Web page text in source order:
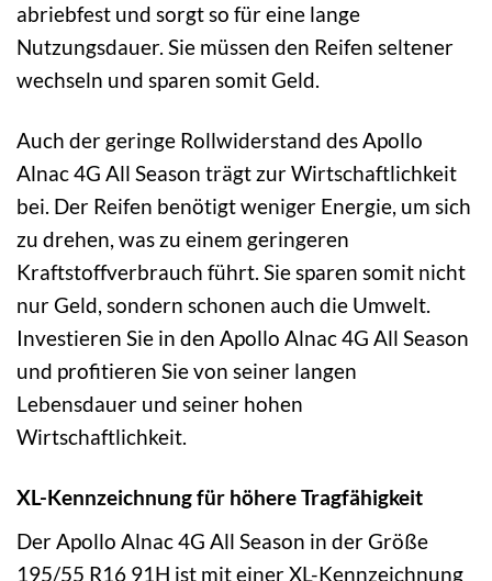
abriebfest und sorgt so für eine lange
Nutzungsdauer. Sie müssen den Reifen seltener
wechseln und sparen somit Geld.
Auch der geringe Rollwiderstand des Apollo
Alnac 4G All Season trägt zur Wirtschaftlichkeit
bei. Der Reifen benötigt weniger Energie, um sich
zu drehen, was zu einem geringeren
Kraftstoffverbrauch führt. Sie sparen somit nicht
nur Geld, sondern schonen auch die Umwelt.
Investieren Sie in den Apollo Alnac 4G All Season
und profitieren Sie von seiner langen
Lebensdauer und seiner hohen
Wirtschaftlichkeit.
XL-Kennzeichnung für höhere Tragfähigkeit
Der Apollo Alnac 4G All Season in der Größe
195/55 R16 91H ist mit einer XL-Kennzeichnung